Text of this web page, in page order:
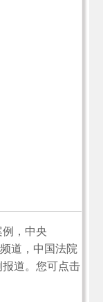
，中央
道，中国法院
道。您可点击